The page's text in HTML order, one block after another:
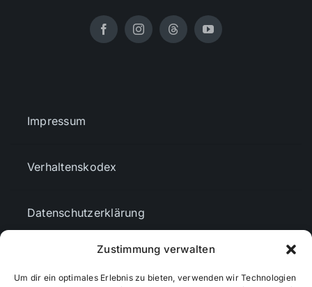
Zustimmung verwalten
Um dir ein optimales Erlebnis zu bieten, verwenden wir Technologien
Impressum
Verhaltenskodex
Datenschutzerklärung